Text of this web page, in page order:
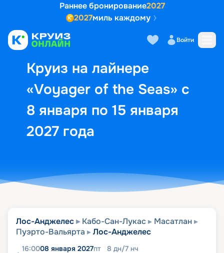
Раннее бронирование2027
2027миль каждому
Войти
Круиз на лайнере
«Voyager of the Seas» с
8 января по 15 января
2027 года
Выбор кают Маршрут и
Лос-Анджелес Кабо-Сан-Лукас
Масатлан
Пуэрто-Вальярта
Лос-Анджелес
16:0008 января 2027пт 8 дн/7 нч